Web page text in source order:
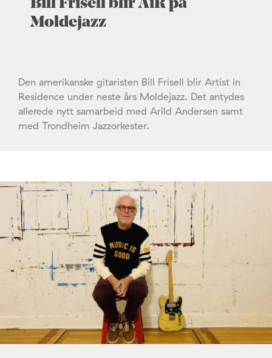
Bill Frisell blir AiR på
Moldejazz
Den amerikanske gitaristen Bill Frisell blir Artist in
Residence under neste års Moldejazz. Det antydes
allerede nytt samarbeid med Arild Andersen samt
med Trondheim Jazzorkester.